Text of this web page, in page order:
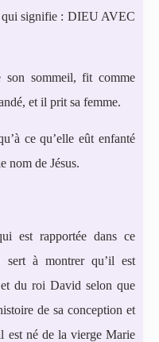
signifie : DIEU AVEC
son sommeil, fit comme
et il prit sa femme.
ce qu’elle eût enfanté
nom de Jésus.
est rapportée dans ce
sert à montrer qu’il est
du roi David selon que
de sa conception et
est né de la vierge Marie